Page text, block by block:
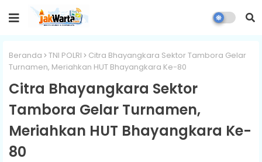
Beranda TNI POLRI
Citra Bhayangkara Sektor Tambora Gelar
Turnamen, Meriahkan HUT Bhayangkara Ke-80
Citra Bhayangkara Sektor
Tambora Gelar Turnamen,
Meriahkan HUT Bhayangkara Ke-
80